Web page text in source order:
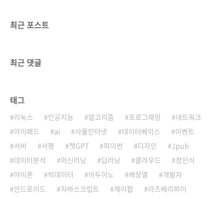
최근 포스트
최근 댓글
태그
리눅스 인공지능 알고리즘 프로그래밍
네트워크
아이패드
ai 사물인터넷 데이터베이스
이벤트
서버
서평 챗GPT 파이썬 디자인
Jpub
데이터분석
머신러닝 딥러닝 클라우드
정인식
아이폰
빅데이터 아두이노 배장열
개발자
안드로이드
자바스크립트 제이펍 라즈베리파이